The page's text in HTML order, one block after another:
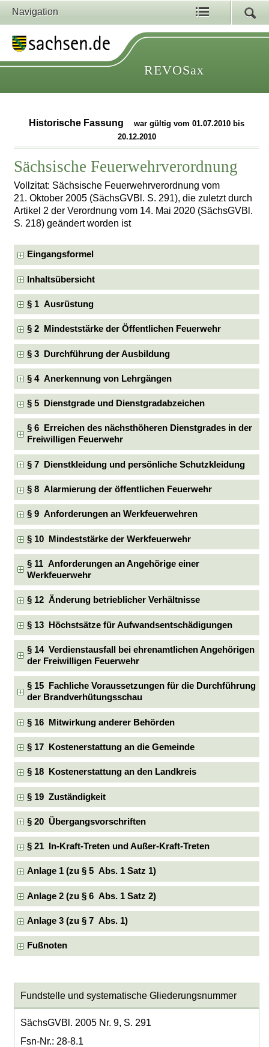
Navigation
REVOSax
Historische Fassung
war gültig vom 01.07.2010 bis
20.12.2010
Sächsische Feuerwehrverordnung
Vollzitat: Sächsische Feuerwehrverordnung vom
21. Oktober 2005 (SächsGVBl. S. 291), die zuletzt durch
Artikel 2 der Verordnung vom 14. Mai 2020 (SächsGVBl.
S. 218) geändert worden ist
Eingangsformel
Inhaltsübersicht
§ 1 Ausrüstung
§ 2 Mindeststärke der Öffentlichen Feuerwehr
§ 3 Durchführung der Ausbildung
§ 4 Anerkennung von Lehrgängen
§ 5 Dienstgrade und Dienstgradabzeichen
§ 6 Erreichen des nächsthöheren Dienstgrades in der
Freiwilligen Feuerwehr
§ 7 Dienstkleidung und persönliche Schutzkleidung
§ 8 Alarmierung der öffentlichen Feuerwehr
§ 9 Anforderungen an Werkfeuerwehren
§ 10 Mindeststärke der Werkfeuerwehr
§ 11 Anforderungen an Angehörige einer
Werkfeuerwehr
§ 12 Änderung betrieblicher Verhältnisse
§ 13 Höchstsätze für Aufwandsentschädigungen
§ 14 Verdienstausfall bei ehrenamtlichen Angehörigen
der Freiwilligen Feuerwehr
§ 15 Fachliche Voraussetzungen für die Durchführung
der Brandverhütungsschau
§ 16 Mitwirkung anderer Behörden
§ 17 Kostenerstattung an die Gemeinde
§ 18 Kostenerstattung an den Landkreis
§ 19 Zuständigkeit
§ 20 Übergangsvorschriften
§ 21 In-Kraft-Treten und Außer-Kraft-Treten
Anlage 1 (zu § 5 Abs. 1 Satz 1)
Anlage 2 (zu § 6 Abs. 1 Satz 2)
Anlage 3 (zu § 7 Abs. 1)
Fußnoten
Fundstelle und systematische Gliederungsnummer
SächsGVBl. 2005 Nr. 9, S. 291
Fsn-Nr.: 28-8.1